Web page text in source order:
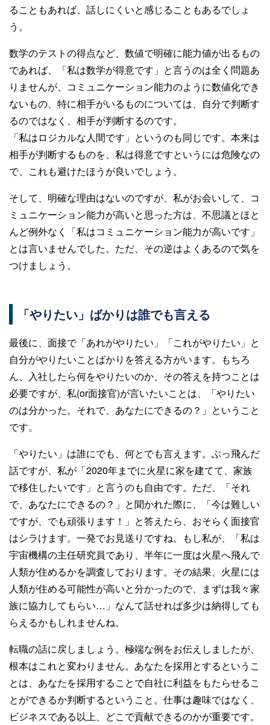
ることもあれば、話しにくいと感じることもあるでしょ
う。
数学のテストの得点など、数値で明確に能力値が出るもの
であれば、「私は数学が得意です」と言うのは全く問題あ
りませんが、コミュニケーション能力のように数値化でき
ないもの、特に相手がいるものについては、自分で判断す
るのではなく、相手が判断するのです。
「私はロジカルな人間です」というのも同じです。本来は
相手が判断するものを、私は得意ですというには危険なの
で、これも避けたほうが良いでしょう。
そして、明確な理由はないのですが、私がお会いして、コ
ミュニケーション能力が高いと思った方は、不思議とほと
んど例外なく「私はコミュニケーション能力が高いです」
とは言いませんでした。ただ、その逆はよくあるので気を
つけましょう。
「やりたい」ばかりは誰でも言える
最後に、面接で「あれがやりたい」「これがやりたい」と
自分がやりたいことばかりを答える方がいます。もちろ
ん、入社したら何をやりたいのか、その答えを持つことは
必要ですが、私(or面接官)が言いたいことは、「やりたい
のは分かった。それで、あなたにできるの？」ということ
です。
「やりたい」は誰にでも、何とでも言えます。ぶっ飛んだ
話ですが、私が「2020年までに火星に家を建てて、家族
で移住したいです」と言うのも自由です。ただ、「それ
で、あなたにできるの？」と聞かれた際に、「今は難しい
ですが、でも頑張ります！」と答えたら、おそらく面接官
はシラけます。一発でお見送りですね。もし私が、「私は
宇宙機構の主任研究員であり、半年に一度は火星へ飛んで
人類が住めるかを調査しております。その結果、火星には
人類が住める可能性が高いと分かったので、まずは我々家
族に協力してもらい…」なんて話せれば多少は納得しても
らえるかもしれませんね。
転職の話に戻しましょう。極端な例をお伝えしましたが、
根本はこれと変わりません。あなたを採用とするというこ
とは、あなたを採用することで自社に利益をもたらせるこ
とができるか判断するということ。仕事は趣味ではなく、
ビジネスである以上、どこで貢献できるのかが重要です。